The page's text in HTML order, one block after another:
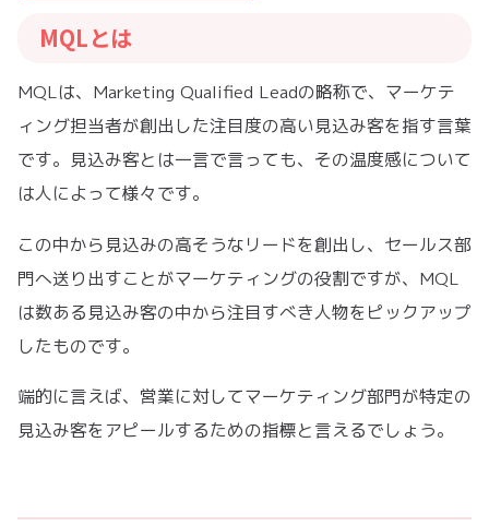
MQLとは
MQLは、Marketing Qualified Leadの略称で、マーケテ
ィング担当者が創出した注目度の高い見込み客を指す言葉
です。見込み客とは一言で言っても、その温度感について
は人によって様々です。
この中から見込みの高そうなリードを創出し、セールス部
門へ送り出すことがマーケティングの役割ですが、MQL
は数ある見込み客の中から注目すべき人物をピックアップ
したものです。
端的に言えば、営業に対してマーケティング部門が特定の
見込み客をアピールするための指標と言えるでしょう。